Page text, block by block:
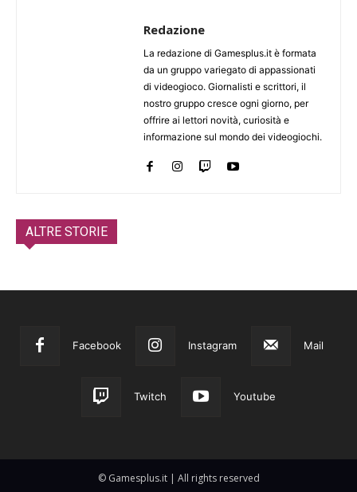
Redazione
La redazione di Gamesplus.it è formata
da un gruppo variegato di appassionati
di videogioco. Giornalisti e scrittori, il
nostro gruppo cresce ogni giorno, per
offrire ai lettori novità, curiosità e
informazione sul mondo dei videogiochi.
ALTRE STORIE
Facebook Instagram Mail
Twitch Youtube
© Gamesplus.it | All rights reserved